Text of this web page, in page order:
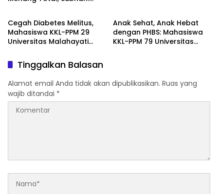
Berita
Cegah Diabetes Melitus,
Mahasiswa KKL-PPM 29
Universitas Malahayati
Berbasis Data Cek
Kesehatan Gratis di RW 06
Kelurahan Banjarsari
Anak Sehat, Anak Hebat
dengan PHBS: Mahasiswa
KKL-PPM 79 Universitas
Tinggalkan Balasan
Alamat email Anda tidak akan dipublikasikan. Ruas yang
wajib ditandai *